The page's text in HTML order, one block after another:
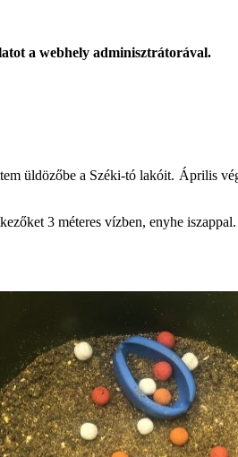
a webhely adminisztrátorával.
üldözőbe a Széki-tó lakóit. Április
3 méteres vízben, enyhe